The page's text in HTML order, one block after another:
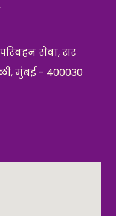
सेवा, सर
मुंबई - 400030